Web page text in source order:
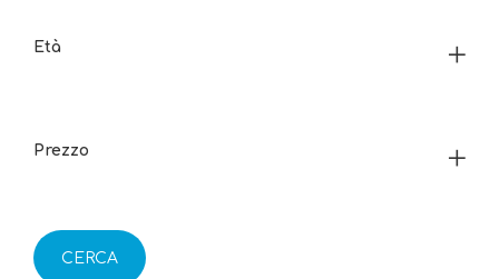
Età
Prezzo
CERCA